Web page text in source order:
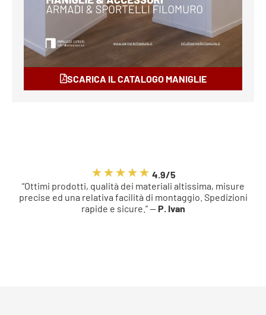
SCARICA IL CATALOGO MANIGLIE
4.9/5
“Ottimi prodotti, qualità dei materiali altissima, misure
precise ed una relativa facilità di montaggio. Spedizioni
rapide e sicure.” — P. Ivan